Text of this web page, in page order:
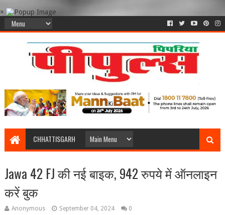
×
CHHATTISGARH
Jawa 42 FJ की नई बाइक, 942 रुपये में ऑनलाइन
करें बुक
Anonymous September 04, 2024 0